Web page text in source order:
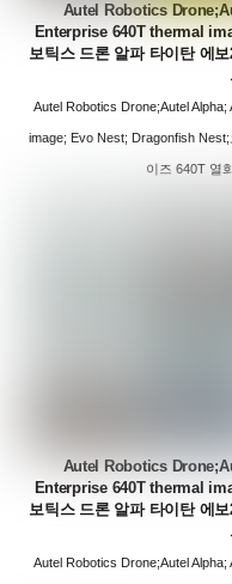
Autel Robotics
Enterprise 640T thermal
보틱스 드론 알파 타이탄 에
Autel Robotics Drone;Autel
image; Evo Nest; Dragonfish
이즈 640T 열
Autel Robotics
Enterprise 640T thermal
보틱스 드론 알파 타이탄 에
Autel Robotics Drone;Autel